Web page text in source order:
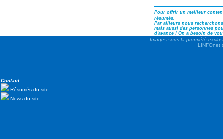
Pour offrir un meilleur
résumés.
Par ailleurs nous
mais aussi des personnes
d'avance ! On a besoin de
Contact
Résumés du site
News du site
Images sous la propriété
LINFOnet